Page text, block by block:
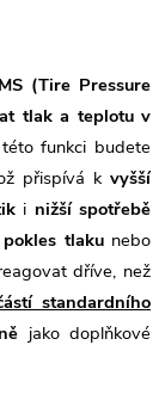
(Tire Pressure
tlak a teplotu v
funkci budete
přispívá k vyšší
i nižší spotřebě
tlaku nebo
dříve, než
standardního
jako doplňkové